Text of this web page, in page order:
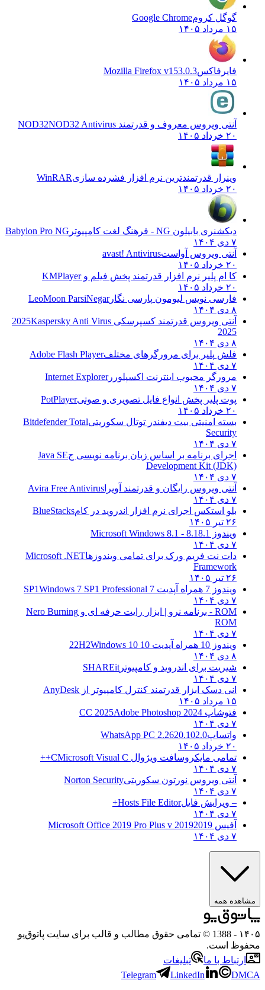
گوگل کرومGoogle Chrome
۱۵ مرداد ۱۴۰۵
فایرفاکسMozilla Firefox v153.0.3
۱۵ مرداد ۱۴۰۵
آنتی ویروس معروف و قدرتمند NOD32 NOD32 Antivirus
۲۰ خرداد ۱۴۰۵
وینرار قدرتمندترین نرم افزار فشرده سازیWinRAR
۲۰ خرداد ۱۴۰۵
دیکشنری بابیلون NG - فرهنگ لغت کامپیوتر
Babylon Pro NG
۷ دی ۱۴۰۴
آنتی ویروس آواستavast! Antivirus
۲۰ خرداد ۱۴۰۵
کا ام پلیر نرم افزار قدرتمند پخش فیلم وKMPlayer
۲۰ خرداد ۱۴۰۵
فارسی نویس لیومون پارسی نگارLeoMoon ParsiNegar
۸ دی ۱۴۰۴
آنتی ویروس قدرتمند کسپرسکی 2025 Kaspersky Anti Virus
2025
۸ دی ۱۴۰۴
فلش پلیر برای مرورگرهای مختلفAdobe Flash Player
۷ دی ۱۴۰۴
مرورگر محبوب اینترنت اکسپلوررInternet Explorer
۷ دی ۱۴۰۴
پوت پلیر پخش انواع فایل تصویری و صوتیPotPlayer
۲۰ خرداد ۱۴۰۵
بسته امنیتی بیت دیفندر توتال سکوریتیBitdefender Total
Security
۷ دی ۱۴۰۴
اجرای برنامه بر اساس زبان برنامه نویسی جJava SE
Development Kit (JDK)
۷ دی ۱۴۰۴
آنتی ویروس رایگان و قدرتمند آویرا Avira Free Antivirus
۷ دی ۱۴۰۴
بلو استکس اجرای نرم افزار اندروید در کامBlueStacks
۲۶ تیر ۱۴۰۵
ویندوز 8.1
8.1 - Microsoft Windows 8.1
۷ دی ۱۴۰۴
دات نت فریم ورک برای تمامی ویندوزهاMicrosoft .NET
Framework
۲۶ تیر ۱۴۰۵
ویندوز 7 همراه آپدیت 7 SP1
Windows 7 SP1 Professional
۷ دی ۱۴۰۴
ROM - برنامه نرو | ابزار رایت حرفه ای و
Nero Burning
ROM
۷ دی ۱۴۰۴
ویندوز 10 همراه آپدیت 10 22H2
Windows 10
۸ دی ۱۴۰۴
شیریت برای اندروید و کامپیوتر SHAREit
۷ دی ۱۴۰۴
انی دسک ابزار قدرتمند کنترل کامپیوتر از AnyDesk
۱۵ مرداد ۱۴۰۵
فتوشاپ CC 2025 Adobe Photoshop 2024
۷ دی ۱۴۰۴
واتساپWhatsApp PC 2.2620.102.0
۲۰ خرداد ۱۴۰۵
تمامی مایکروسافت ویژوال C Microsoft Visual C++
۷ دی ۱۴۰۴
آنتی ویروس نورتون سکوریتیNorton Security
۷ دی ۱۴۰۴
– ویرایش فایلHosts File Editor+
۷ دی ۱۴۰۴
آفیس 2019 2019 Microsoft Office 2019 Pro Plus v
۷ دی ۱۴۰۴
مشاهده همه
۱۴۰۵
- 1388 © تمامی حقوق مطالب و قالب برای سایت پاتوق‌یو
محفوظ است.
ارتباط با ما
تبلیغات
Telegram
LinkedIn DMCA